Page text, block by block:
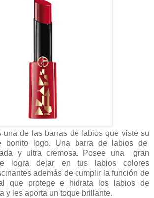
una de las barras de labios que viste su
bonito logo. Una barra de labios de
y ultra cremosa. Posee una gran
logra dejar en tus labios colores
además de cumplir la función de
que protege e hidrata los labios de
y les aporta un toque brillante.